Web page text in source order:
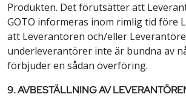
Produkten. Det förutsätter att
GOTO informeras inom rimlig tid före
att Leverantören och/eller
underleverantörer inte är bundna av
förbjuder en sådan överföring.
9. AVBESTÄLLNING AV